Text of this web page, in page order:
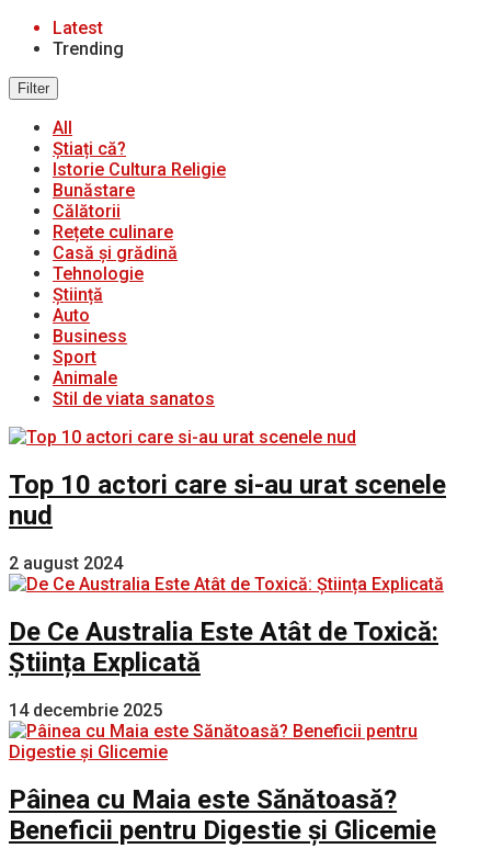
Latest
Trending
Filter
All
Știați că?
Istorie Cultura Religie
Bunăstare
Călătorii
Rețete culinare
Casă și grădină
Tehnologie
Știință
Auto
Business
Sport
Animale
Stil de viata sanatos
Top 10 actori care si-au urat scenele
nud
2 august 2024
De Ce Australia Este Atât de Toxică:
Știința Explicată
14 decembrie 2025
Pâinea cu Maia este Sănătoasă?
Beneficii pentru Digestie și Glicemie